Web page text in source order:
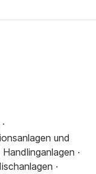
und
·
·